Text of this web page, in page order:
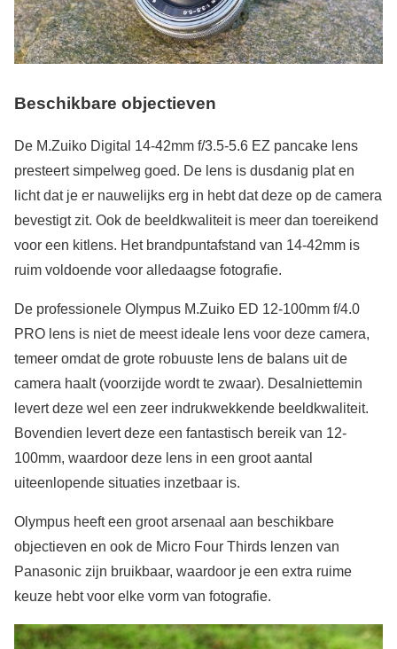
Beschikbare objectieven
De M.Zuiko Digital 14-42mm f/3.5-5.6 EZ pancake lens
presteert simpelweg goed. De lens is dusdanig plat en
licht dat je er nauwelijks erg in hebt dat deze op de camera
bevestigt zit. Ook de beeldkwaliteit is meer dan toereikend
voor een kitlens. Het brandpuntafstand van 14-42mm is
ruim voldoende voor alledaagse fotografie.
De professionele Olympus M.Zuiko ED 12-100mm f/4.0
PRO lens is niet de meest ideale lens voor deze camera,
temeer omdat de grote robuuste lens de balans uit de
camera haalt (voorzijde wordt te zwaar). Desalniettemin
levert deze wel een zeer indrukwekkende beeldkwaliteit.
Bovendien levert deze een fantastisch bereik van 12-
100mm, waardoor deze lens in een groot aantal
uiteenlopende situaties inzetbaar is.
Olympus heeft een groot arsenaal aan beschikbare
objectieven en ook de Micro Four Thirds lenzen van
Panasonic zijn bruikbaar, waardoor je een extra ruime
keuze hebt voor elke vorm van fotografie.